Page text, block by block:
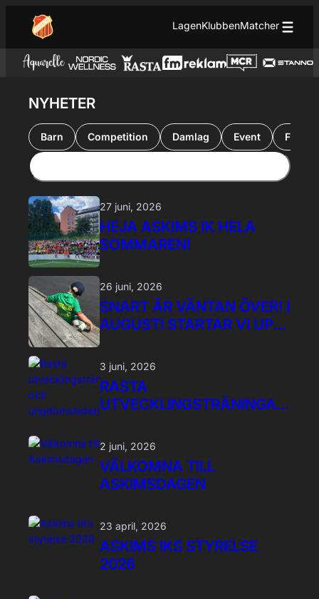
Hoppa till innehåll
LagenKlubbenMatcher
NYHETER
Barn Competition Damlag Event Futsal
27 juni, 2026
HEJA ASKIMS IK HELA
SOMMAREN!
26 juni, 2026
SNART ÄR VÄNTAN ÖVER! I
AUGUSTI STARTAR VI UPP
3 juni, 2026
RASTA
UTVECKLINGSTRÄNINGAR
UNGDOMSLEDARPROGRA
M
2 juni, 2026
VÄLKOMNA TILL
ASKIMSDAGEN
23 april, 2026
ASKIMS IKS STYRELSE
2026